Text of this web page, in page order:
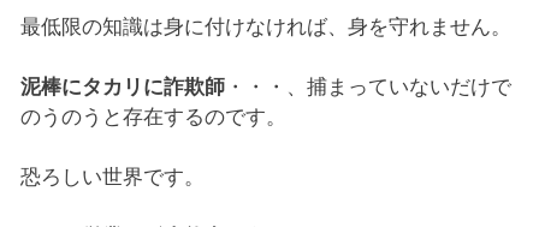
最低限の知識は身に付けなければ、身を守れません。
泥棒にタカリに詐欺師・・・、捕まっていないだけで
のうのうと存在するのです。
恐ろしい世界です。